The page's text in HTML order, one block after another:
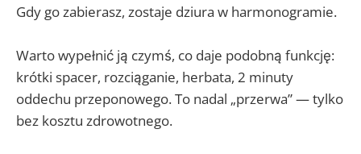
Gdy go zabierasz, zostaje dziura w harmonogramie.
Warto wypełnić ją czymś, co daje podobną funkcję:
krótki spacer, rozciąganie, herbata, 2 minuty
oddechu przeponowego. To nadal „przerwa” — tylko
bez kosztu zdrowotnego.